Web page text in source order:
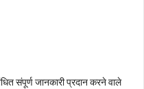
संपूर्ण जानकारी प्रदान करने वाले